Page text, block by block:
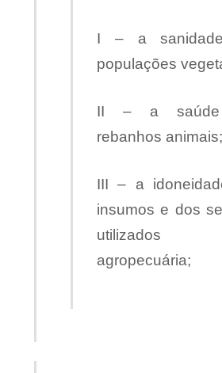
I – a
populações
II – a
rebanhos animais;
III – a
insumos e dos
agropecuária;